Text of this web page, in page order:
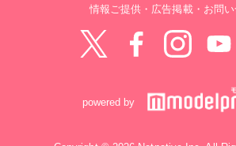
情報ご提供・広告掲載・お問
powered by